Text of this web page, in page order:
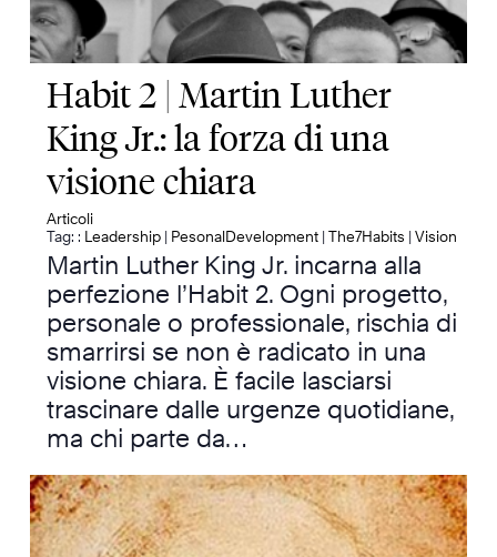
Habit 2 | Martin Luther
King Jr.: la forza di una
visione chiara
Articoli
Tag: : Leadership | PesonalDevelopment |The7Habits |Vision
Martin Luther King Jr. incarna alla
perfezione l’Habit 2. Ogni progetto,
personale o professionale, rischia di
smarrirsi se non è radicato in una
visione chiara. È facile lasciarsi
trascinare dalle urgenze quotidiane,
ma chi parte da…